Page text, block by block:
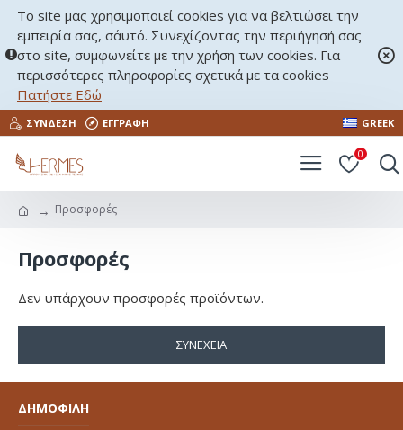
Το site μας χρησιμοποιεί cookies για να βελτιώσει την
εμπειρία σας, σ΄αυτό. Συνεχίζοντας την περιήγησή σας
στο site, συμφωνείτε με την χρήση των cookies. Για
περισσότερες πληροφορίες σχετικά με τα cookies
Πατήστε Εδώ
ΣΎΝΔΕΣΗ ΕΓΓΡΑΦΉ GREEK
0
Προσφορές
Προσφορές
Δεν υπάρχουν προσφορές προϊόντων.
ΣΥΝΈΧΕΙΑ
ΔΗΜΟΦΙΛΗ